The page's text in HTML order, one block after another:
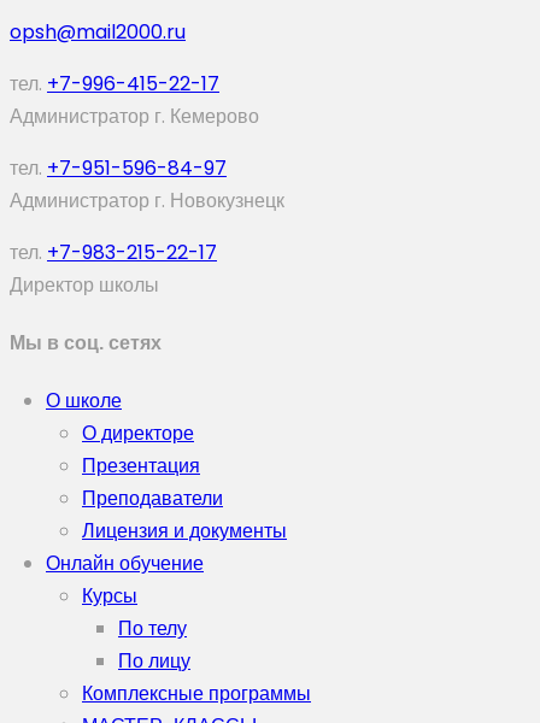
opsh@mail2000.ru
тел. +7-996-415-22-17
Администратор г. Кемерово
тел. +7-951-596-84-97
Администратор г. Новокузнецк
тел. +7-983-215-22-17
Директор школы
Мы в соц. сетях
О школе
О директоре
Презентация
Преподаватели
Лицензия и документы
Онлайн обучение
Курсы
По телу
По лицу
Комплексные программы